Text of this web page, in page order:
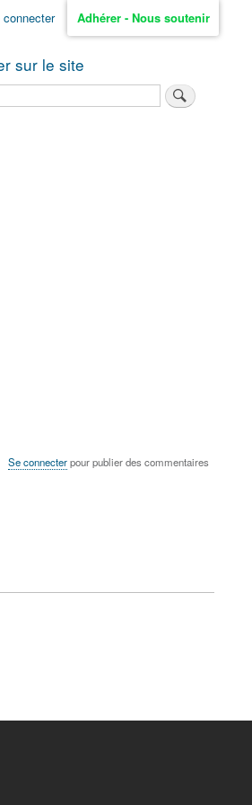
connecter Adhérer - Nous soutenir
sur le site
Se connecterpour publier des commentaires